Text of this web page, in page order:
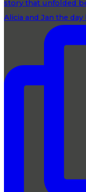
Alicia and Jan the